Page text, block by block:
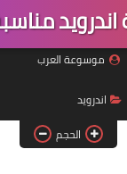
مراجعات
حماية
آيفون
موسوعة العرب
اندرويد
الحجم